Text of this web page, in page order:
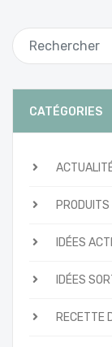
CATÉGORIES
IDÉES
IDÉES
RECETTE